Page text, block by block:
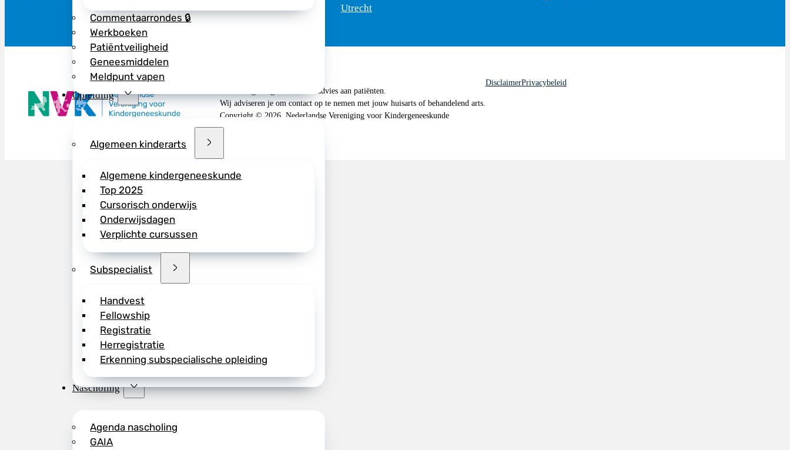
Commentaarrondes 🔒
Werkboeken
Patiëntveiligheid
Geneesmiddelen
Meldpunt vapen
Opleiding
Algemeen kinderarts
Algemene kindergeneeskunde
Top 2025
Cursorisch onderwijs
Onderwijsdagen
Verplichte cursussen
Subspecialist
Handvest
Fellowship
Registratie
Herregistratie
Erkenning subspecialische opleiding
Nascholing
Agenda nascholing
GAIA
Utrecht
De NVK geeft geen medisch advies aan patiënten.
Wij adviseren je om contact op te nemen met jouw huisarts of behandelend arts.
Copyright © 2026, Nederlandse Vereniging voor Kindergeneeskunde
DisclaimerPrivacybeleid